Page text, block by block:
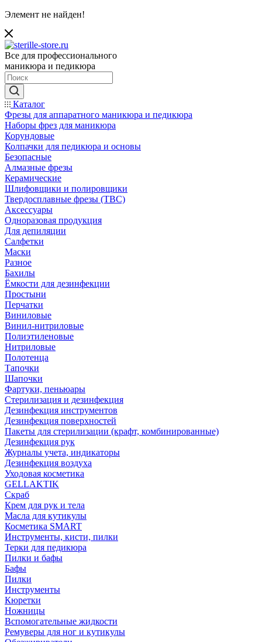
Элемент не найден!
Все для профессионального
маникюра и педикюра
Каталог
Фрезы для аппаратного маникюра и педикюра
Наборы фрез для маникюра
Корундовые
Колпачки для педикюра и основы
Безопасные
Алмазные фрезы
Керамические
Шлифовщики и полировщики
Твердосплавные фрезы (ТВС)
Аксессуары
Одноразовая продукция
Для депиляции
Салфетки
Маски
Разное
Бахилы
Ёмкости для дезинфекции
Простыни
Перчатки
Виниловые
Винил-нитриловые
Полиэтиленовые
Нитриловые
Полотенца
Тапочки
Шапочки
Фартуки, пеньюары
Стерилизация и дезинфекция
Дезинфекция инструментов
Дезинфекция поверхностей
Пакеты для стерилизации (крафт, комбинированные)
Дезинфекция рук
Журналы учета, индикаторы
Дезинфекция воздуха
Уходовая косметика
GELLAKTIK
Скраб
Крем для рук и тела
Масла для кутикулы
Косметика SMART
Инструменты, кисти, пилки
Терки для педикюра
Пилки и бафы
Бафы
Пилки
Инструменты
Кюретки
Ножницы
Вспомогательные жидкости
Ремуверы для ног и кутикулы